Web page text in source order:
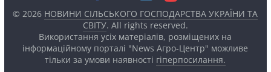
© 2026 НОВИНИ СІЛЬСЬКОГО ГОСПОДАРСТВА УКРАЇНИ ТА
СВІТУ. All rights reserved.
Використання усіх матеріалів, розміщених на
інформаційному порталі "News Агро-Центр" можливе
тільки за умови наявності гіперпосилання.